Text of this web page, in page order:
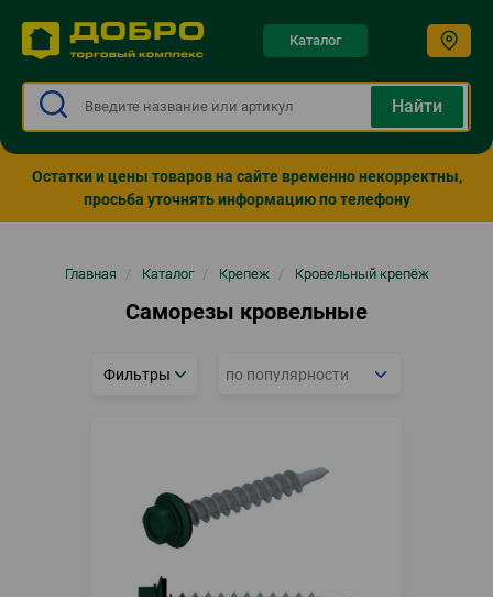
Каталог
Остатки и цены товаров на сайте временно некорректны,
просьба уточнять информацию по телефону
СтрокаГлавная / Каталог / Крепеж / Кровельный крепёж
Саморезы кровельные
Фильтры